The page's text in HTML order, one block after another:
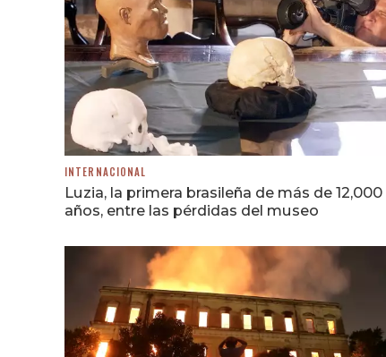
INTERNACIONAL
Luzia, la primera brasileña de más de 12,000
años, entre las pérdidas del museo